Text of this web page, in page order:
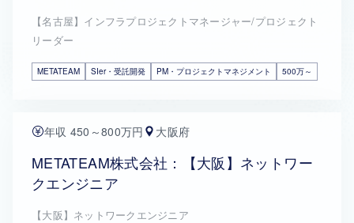
【名古屋】インフラプロジェクトマネージャー/プロジェクト
リーダー
METATEAM SIer・受託開発 PM・プロジェクトマネジメント 500万～
年収 450～800万円 大阪府
METATEAM株式会社：【大阪】ネットワー
クエンジニア
【大阪】ネットワークエンジニア